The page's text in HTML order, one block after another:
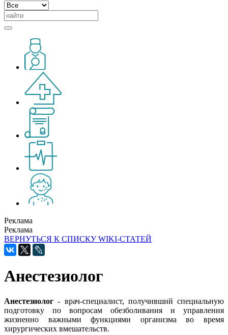
Реклама
Реклама
ВЕРНУТЬСЯ К СПИСКУ WIKI-СТАТЕЙ
Анестезиолог
Анестезиолог - врач-специалист, получивший специальную
подготовку по вопросам обезболивания и управления
жизненно важными функциями организма во время
хирургических вмешательств.